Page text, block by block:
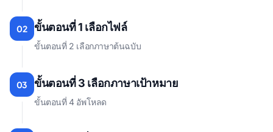
02 ขั้นตอนที่ 1 เลือกไฟล์
ขั้นตอนที่ 2 เลือกภาษาต้นฉบับ
03 ขั้นตอนที่ 3 เลือกภาษาเป้าหมาย
ขั้นตอนที่ 4 อัพโหลด